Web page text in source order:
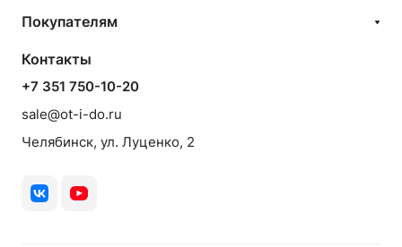
Покупателям
Контакты
+7 351 750-10-20
sale@ot-i-do.ru
Челябинск, ул. Луценко, 2